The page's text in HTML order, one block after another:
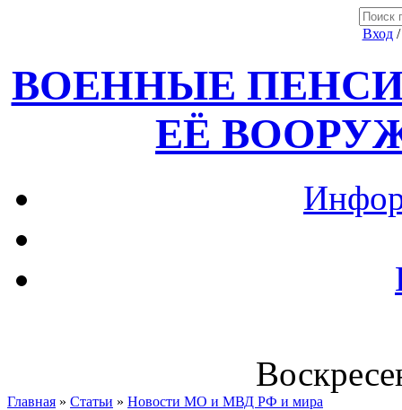
Вход
ВОЕННЫЕ
ЕЁ
Главная » Статьи » Новости МО и МВД РФ и мира